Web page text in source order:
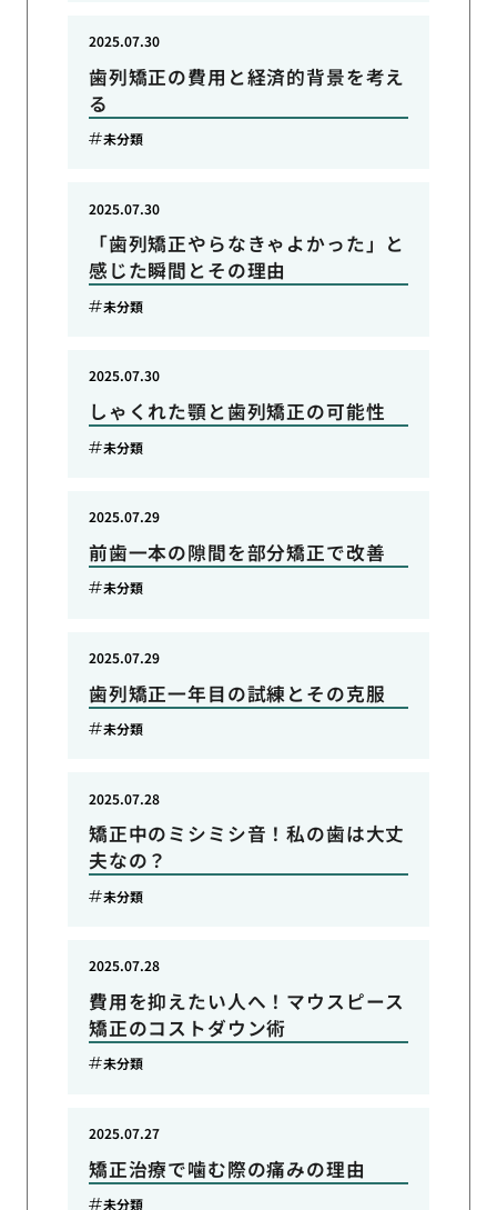
歯列矯正の費用と経済的背景を考え
る
2025.07.30
未分類
「歯列矯正やらなきゃよかった」と
感じた瞬間とその理由
2025.07.30
未分類
しゃくれた顎と歯列矯正の可能性
2025.07.30
未分類
前歯一本の隙間を部分矯正で改善
2025.07.29
未分類
歯列矯正一年目の試練とその克服
2025.07.29
未分類
矯正中のミシミシ音！私の歯は大丈
夫なの？
2025.07.28
未分類
費用を抑えたい人へ！マウスピース
矯正のコストダウン術
2025.07.28
未分類
矯正治療で噛む際の痛みの理由
2025.07.27
未分類